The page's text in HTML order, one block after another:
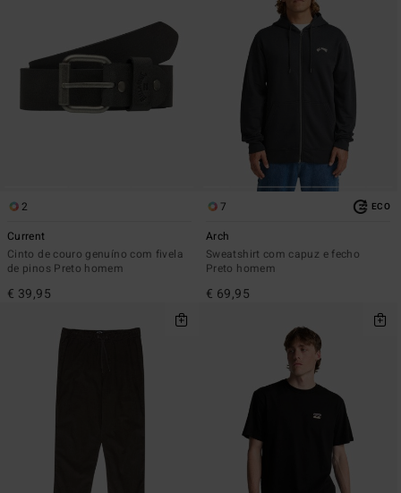
2
Current
Cinto de couro genuíno com fivela
de pinos Preto homem
€ 39,95
7 ECO
Arch
Sweatshirt com capuz e fecho
Preto homem
€ 69,95